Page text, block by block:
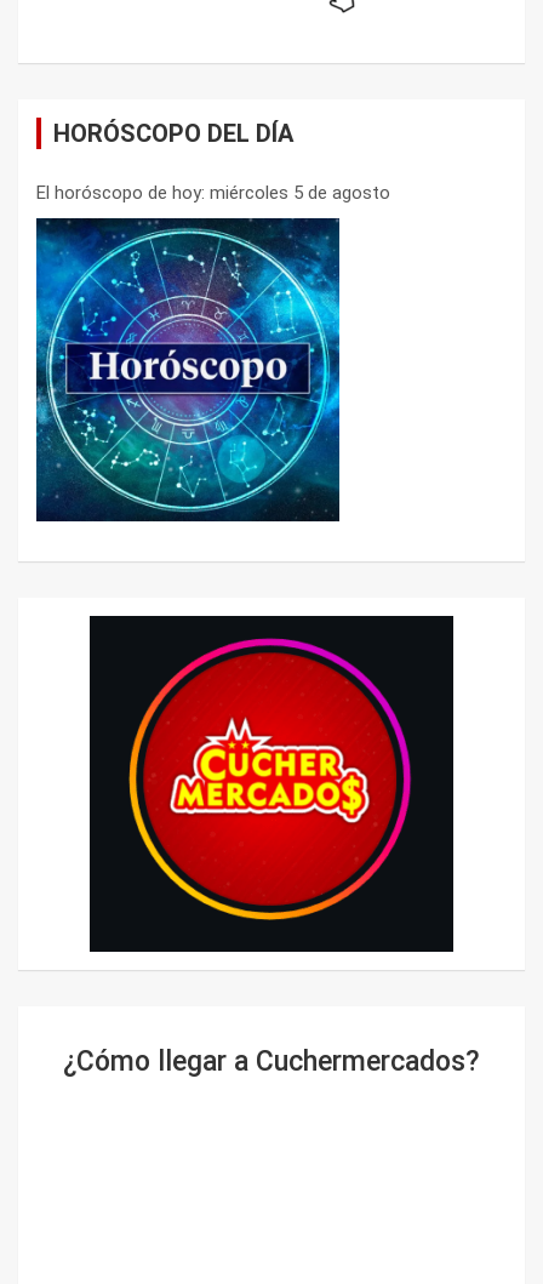
HORÓSCOPO DEL DÍA
El horóscopo de hoy: miércoles 5 de agosto
¿Cómo llegar a Cuchermercados?